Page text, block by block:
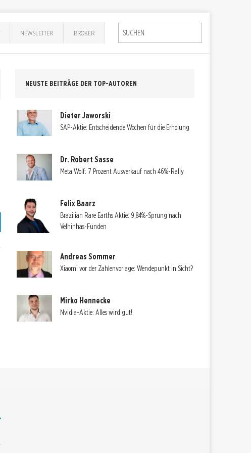
NEWSLETTER BROKER
NEUSTE BEITRÄGE DER TOP-AUTOREN
Dieter Jaworski
SAP-Aktie: Entscheidende Wochen für die Erholung
Dr. Robert Sasse
Meta Wolf: 7 Prozent Ausverkauf nach 46%-Rally
Felix Baarz
Brazilian Rare Earths Aktie: 9,84%-Sprung nach
Velhinhas-Funden
Andreas Sommer
Xiaomi vor der Zahlenvorlage: Wendepunkt in Sicht?
Mirko Hennecke
Nvidia-Aktie: Alles wird gut!